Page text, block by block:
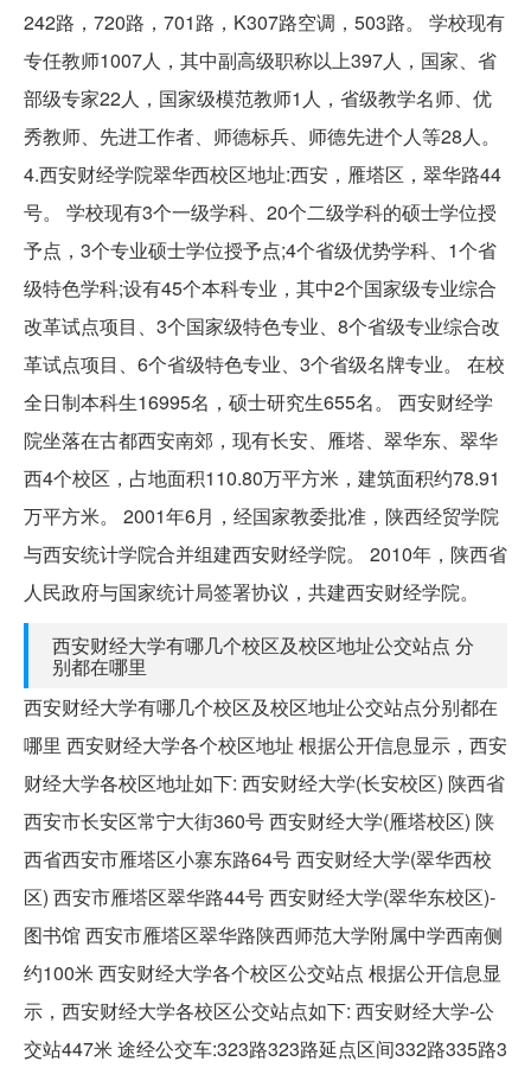
242路，720路，701路，K307路空调，503路。 学校现有
专任教师1007人，其中副高级职称以上397人，国家、省
部级专家22人，国家级模范教师1人，省级教学名师、优
秀教师、先进工作者、师德标兵、师德先进个人等28人。
4.西安财经学院翠华西校区地址:西安，雁塔区，翠华路44
号。 学校现有3个一级学科、20个二级学科的硕士学位授
予点，3个专业硕士学位授予点;4个省级优势学科、1个省
级特色学科;设有45个本科专业，其中2个国家级专业综合
改革试点项目、3个国家级特色专业、8个省级专业综合改
革试点项目、6个省级特色专业、3个省级名牌专业。 在校
全日制本科生16995名，硕士研究生655名。 西安财经学
院坐落在古都西安南郊，现有长安、雁塔、翠华东、翠华
西4个校区，占地面积110.80万平方米，建筑面积约78.91
万平方米。 2001年6月，经国家教委批准，陕西经贸学院
与西安统计学院合并组建西安财经学院。 2010年，陕西省
人民政府与国家统计局签署协议，共建西安财经学院。
西安财经大学有哪几个校区及校区地址公交站点 分
别都在哪里
西安财经大学有哪几个校区及校区地址公交站点分别都在
哪里 西安财经大学各个校区地址 根据公开信息显示，西安
财经大学各校区地址如下: 西安财经大学(长安校区) 陕西省
西安市长安区常宁大街360号 西安财经大学(雁塔校区) 陕
西省西安市雁塔区小寨东路64号 西安财经大学(翠华西校
区) 西安市雁塔区翠华路44号 西安财经大学(翠华东校区)-
图书馆 西安市雁塔区翠华路陕西师范大学附属中学西南侧
约100米 西安财经大学各个校区公交站点 根据公开信息显
示，西安财经大学各校区公交站点如下: 西安财经大学-公
交站447米 途经公交车:323路323路延点区间332路335路3